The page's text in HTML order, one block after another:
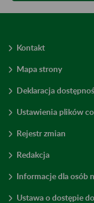
Kontakt
Mapa strony
Deklaracja
Ustawienia plików
Rejestr zmian
Redakcja
Informacje dla osób
Ustawa o dostępie